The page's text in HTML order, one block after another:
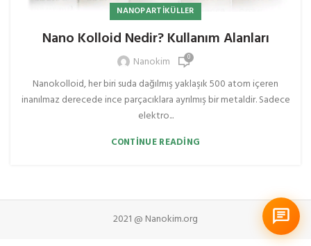
NANOPARTIKÜLLER
Nano Kolloid Nedir? Kullanım Alanları
Nanokim 0
Nanokolloid, her biri suda dağılmış yaklaşık 500 atom içeren
inanılmaz derecede ince parçacıklara ayrılmış bir metaldir. Sadece
elektro...
CONTINUE READING
2021 @ Nanokim.org